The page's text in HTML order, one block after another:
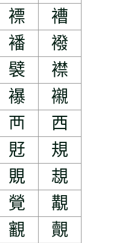
褾 褿
襎 襏
襞 襟
襮 襯
襾 西
覎 規
覞 覟
覮 覯
覾 覿